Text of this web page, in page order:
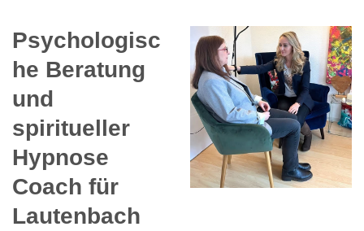
Psychologisc
he Beratung
und
spiritueller
Hypnose
Coach für
Lautenbach